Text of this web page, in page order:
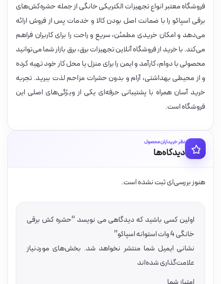
فروشگاه معتبر انواع تجهیزات الکتریکی خانگی از جمله حشره‌کش‌های
برقی اسپاکو را با ضمانت اصل بودن کالا و خدمات پس از فروش ارائه
می‌دهد و امکان خریدی مطمئن، سریع و راحت را برای کاربران فراهم
می‌کند. با خرید از فروشگاه آنلاین تجهیزات برق، برق بازار شما می‌توانید
محصولی با دوام، کارآمد و ایمن را برای منزل یا محل کار خود تهیه کرده
و از محیطی بهداشتی، آرام و بدون حشرات مزاحم لذت ببرید. تجربه
خرید آسان همراه با پشتیبانی حرفه‌ای یکی از ویژگی‌های اصلی این
فروشگاه است.
نظر خریداران محصول
دیدگاه‌ها
هنوز بررسی‌ای ثبت نشده است.
اولین کسی باشید که دیدگاهی می نویسد “حشره کش برقی
خانگی 4 وات استوانه اسپاکو”
نشانی ایمیل شما منتشر نخواهد شد. بخش‌های موردنیاز
علامت‌گذاری شده‌اند